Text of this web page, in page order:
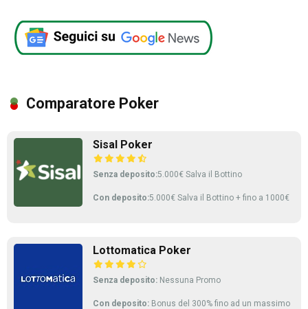
Comparatore Poker
Sisal Poker
Senza deposito:5.000€ Salva il Bottino
Con deposito:5.000€ Salva il Bottino + fino a 1000€
Lottomatica Poker
Senza deposito: Nessuna Promo
Con deposito: Bonus del 300% fino ad un massimo